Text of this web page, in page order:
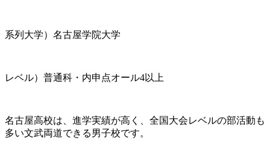
系列大学）名古屋学院大学
レベル）普通科・内申点オール4以上
名古屋高校は、進学実績が高く、全国大会レベルの部活動も
多い文武両道できる男子校です。